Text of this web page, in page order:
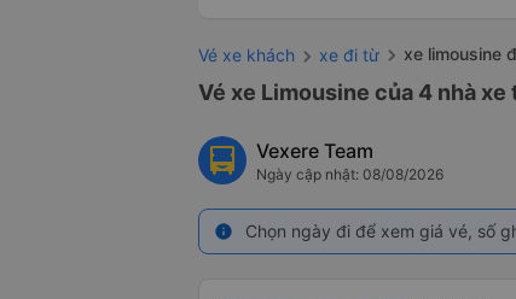
Vé xe khách xe đi từ xe limousine
Vé xe Limousine của 4 nhà
Vexere Team
Ngày cập nhật: 08/08/2026
info Chọn ngày đi để xem giá vé, số